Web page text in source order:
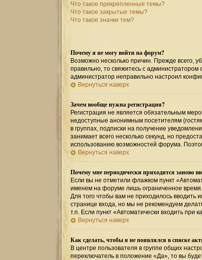
Что такое прикрепленные темы?
Что такое закрытые темы?
Что такое значки тем?
Почему я не могу войти на форум?
Возможно несколько причин. Прежде всего,
правильно, то свяжитесь с
администратор неправильно настроил
Вернуться наверх
Зачем вообще нужна регистрация?
Регистрация не является обязательным
недоступные анонимным посетителям
в группах, подписки на получение
занимает всего несколько секунд, но
использованию возможностей форума.
Вернуться наверх
Почему мне периодически приходится заново
Если вы не отметили флажком пункт
именем на форуме лишь ограниченное время.
Для того чтобы вам не приходилось вводить
странице входа, но мы не рекомендуем
т.п. Если пункт «Автоматически входить при
Вернуться наверх
Как сделать, чтобы я не появлялся в списке
В центре пользователя в группе общих
переключатель в положение «Да», то вы